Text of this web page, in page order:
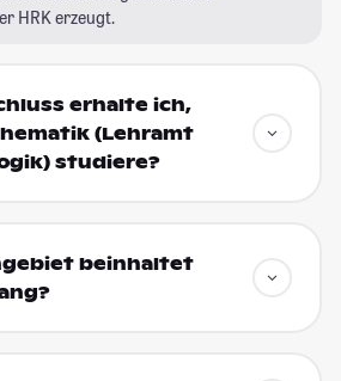
HRK erzeugt.
erhalte ich,
(Lehramt
studiere?
beinhaltet